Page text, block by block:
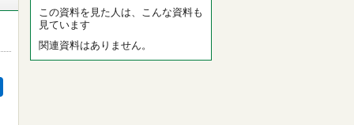
この資料を見た人は、こんな資料も
見ています
関連資料はありません。